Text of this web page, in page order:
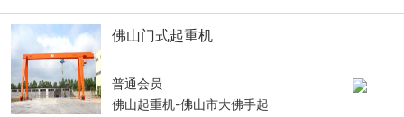
佛山门式起重机
普通会员
佛山起重机-佛山市大佛手起